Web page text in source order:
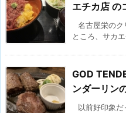
エチカ店 の
名古屋栄のク
ところ、サカ
GOD
ンダーリン
以前好印象だ